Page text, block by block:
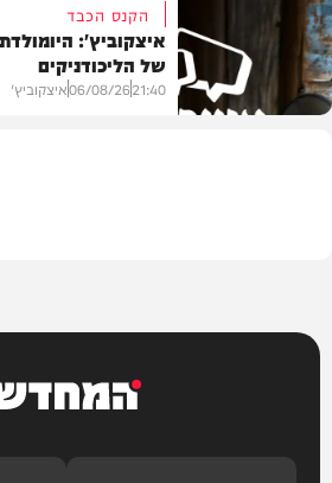
בארץ
הקנס הכבד
איצקוביץ':
של הליכודניקים
21:40
06/08/26איצקוביץ'
המחדש